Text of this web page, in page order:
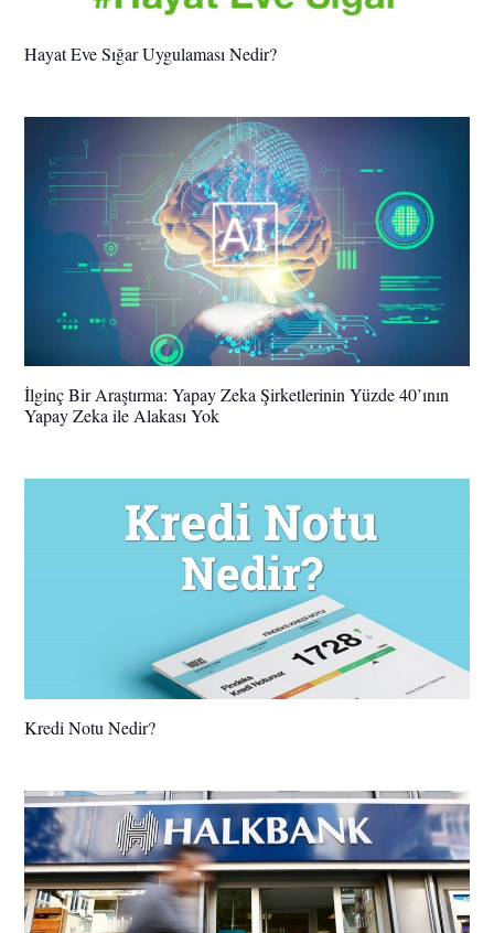
Hayat Eve Sığar Uygulaması Nedir?
İlginç Bir Araştırma: Yapay Zeka Şirketlerinin Yüzde 40’ının
Yapay Zeka ile Alakası Yok
Kredi Notu Nedir?